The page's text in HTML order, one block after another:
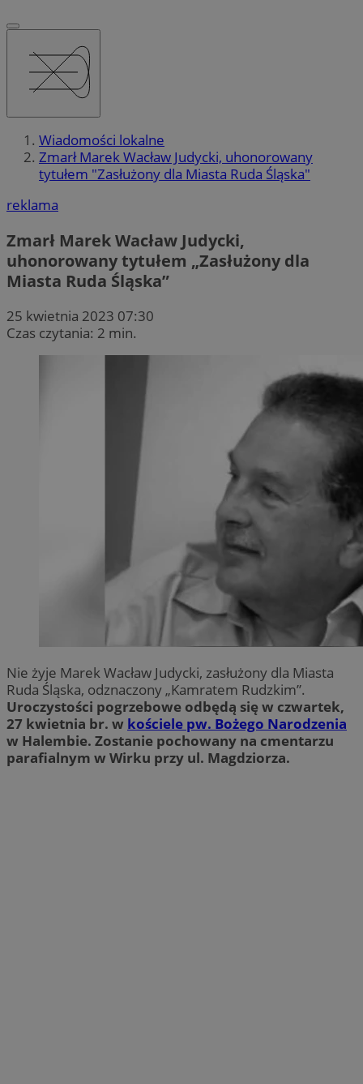
Wiadomości lokalne
Zmarł Marek Wacław Judycki, uhonorowany
tytułem "Zasłużony dla Miasta Ruda Śląska"
reklama
Zmarł Marek Wacław Judycki,
uhonorowany tytułem „Zasłużony dla
Miasta Ruda Śląska”
25 kwietnia 2023 07:30
Czas czytania: 2 min.
Nie żyje Marek Wacław Judycki, zasłużony dla Miasta
Ruda Śląska, odznaczony „Kamratem Rudzkim”.
Uroczystości pogrzebowe odbędą się w czwartek,
27 kwietnia br. w kościele pw. Bożego Narodzenia
w Halembie. Zostanie pochowany na cmentarzu
parafialnym w Wirku przy ul. Magdziorza.